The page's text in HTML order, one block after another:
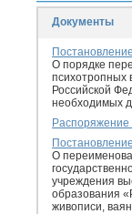
Документы
О порядке
психотропных
Российской
необходимых
О
учреждения
образования
живописи,